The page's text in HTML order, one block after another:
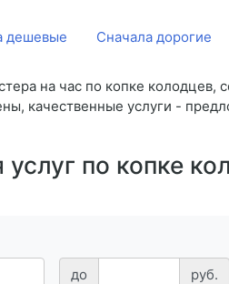
дешевые Сначала дорогие
на час по копке
качественные услуги -
по копке
до руб.